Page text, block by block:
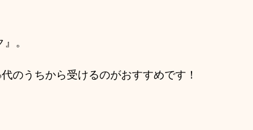
。
のうちから受けるのがおすすめです！